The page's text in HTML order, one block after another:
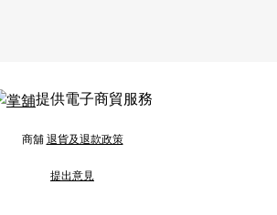
提供電子商貿服務
商舖退貨及退款政策
提出意見